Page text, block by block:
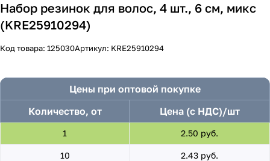
Набор резинок для волос, 4 шт., 6 см, микс
(KRE25910294)
Код товара: 125030Артикул: KRE25910294
Цены при оптовой покупке
Количество, от
Цена (с НДС)/шт
1 2.50 руб.
10 2.43 руб.